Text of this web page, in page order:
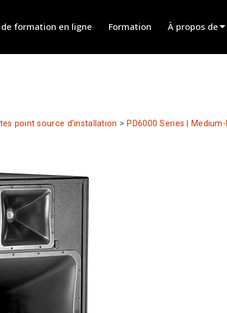
de formation en ligne Formation À propos de
point source d'installation > PD6000 Series |